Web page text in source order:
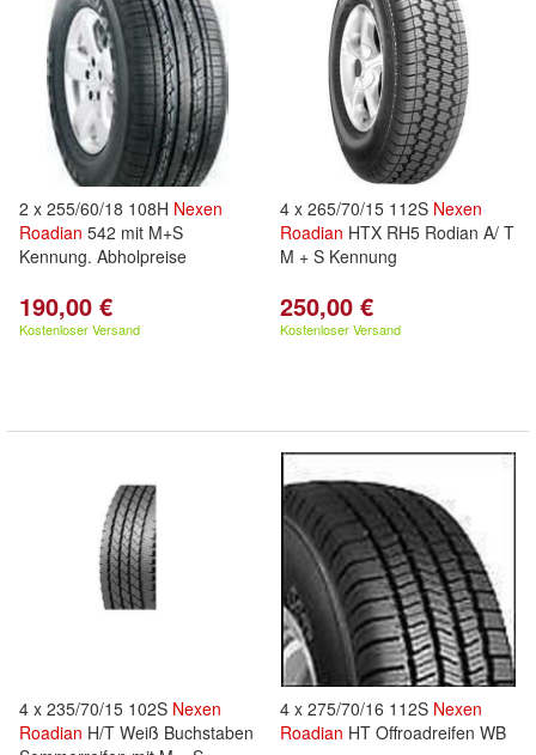
2 x 255/60/18 108H Nexen
Roadian 542 mit M+S
Kennung. Abholpreise
190,00 €
Kostenloser Versand
4 x 265/70/15 112S Nexen
Roadian HTX RH5 Rodian A/ T
M + S Kennung
250,00 €
Kostenloser Versand
4 x 235/70/15 102S Nexen
Roadian H/T Weiß Buchstaben
4 x 275/70/16 112S Nexen
Roadian HT Offroadreifen WB